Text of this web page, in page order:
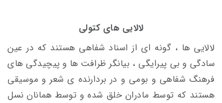
لالایی های کتولی
لالایی ها ، گونه ای از اسناد شفاهی هستند که در عین
سادگی و بی پیرایگی ، بیانگر ظرافت ها و پیچیدگی های
فرهنگ شفاهی و بومی و در بردارنده ی شعر و موسیقی
هستند که توسط مادران خلق شده و توسط همانان نسل